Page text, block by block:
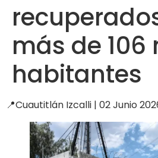
más de 106
habitantes
📍Cuautitlán Izcalli | 02 Junio